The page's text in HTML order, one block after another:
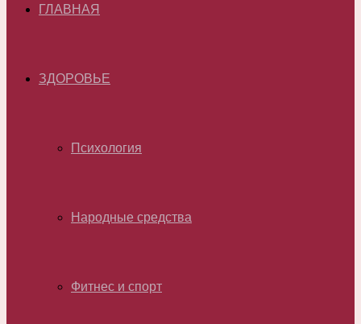
ГЛАВНАЯ
ЗДОРОВЬЕ
Психология
Народные средства
Фитнес и спорт